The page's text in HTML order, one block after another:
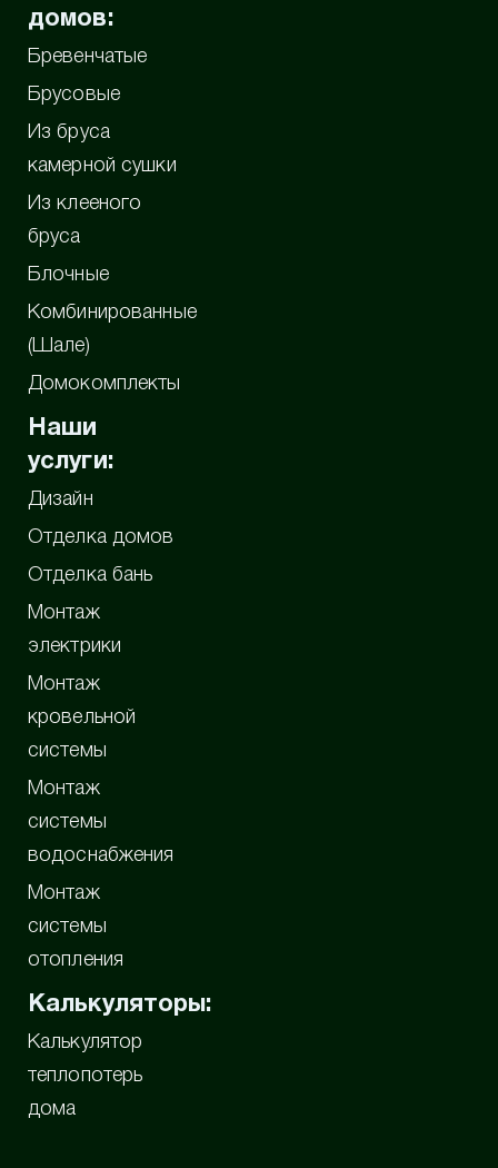
домов:
Бревенчатые
Брусовые
Из бруса
камерной сушки
Из клееного
бруса
Блочные
Комбинированные
(Шале)
Домокомплекты
Наши
услуги:
Дизайн
Отделка домов
Отделка бань
Монтаж
электрики
Монтаж
кровельной
системы
Монтаж
системы
водоснабжения
Монтаж
системы
отопления
Калькуляторы:
Калькулятор
теплопотерь
дома